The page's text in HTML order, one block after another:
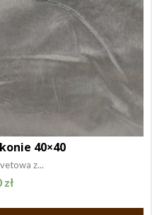
40×40
z...
zł